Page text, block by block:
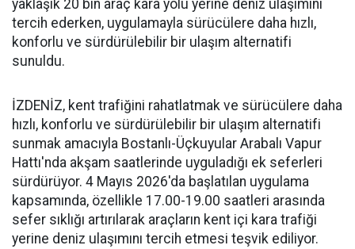
yaklaşık 20 bin araç kara yolu yerine deniz ulaşımını
tercih ederken, uygulamayla sürücülere daha hızlı,
konforlu ve sürdürülebilir bir ulaşım alternatifi
sunuldu.
İZDENİZ, kent trafiğini rahatlatmak ve sürücülere daha
hızlı, konforlu ve sürdürülebilir bir ulaşım alternatifi
sunmak amacıyla Bostanlı-Üçkuyular Arabalı Vapur
Hattı'nda akşam saatlerinde uyguladığı ek seferleri
sürdürüyor. 4 Mayıs 2026'da başlatılan uygulama
kapsamında, özellikle 17.00-19.00 saatleri arasında
sefer sıklığı artırılarak araçların kent içi kara trafiği
yerine deniz ulaşımını tercih etmesi teşvik ediliyor.